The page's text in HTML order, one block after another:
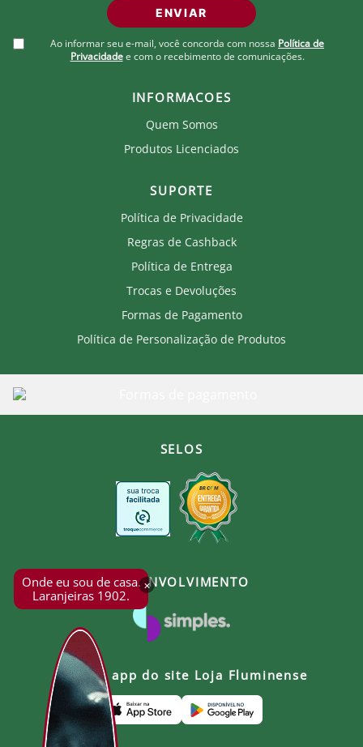
×
Onde eu sou de casa.
Laranjeiras 1902.
ENVIAR
Ao informar seu e-mail, você concorda com nossa Política de
Privacidade e com o recebimento de comunicações.
INFORMACOES
Quem Somos
Produtos Licenciados
SUPORTE
Política de Privacidade
Regras de Cashback
Política de Entrega
Trocas e Devoluções
Formas de Pagamento
Política de Personalização de Produtos
SELOS
DESENVOLVIMENTO
Baixe o app do site Loja Fluminense